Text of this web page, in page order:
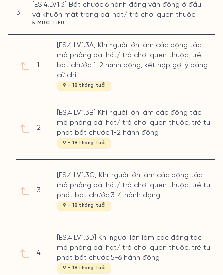
3
[ES.4.LV1.3] Bắt chước 6 hành động vận động ở đầu
và khuôn mặt trong bài hát/ trò chơi quen thuộc
5 MỤC TIÊU
1
2
3
4
[ES.4.LV1.3A] Khi người lớn làm các động tác
mô phỏng bài hát/ trò chơi quen thuộc, trẻ
bắt chước 1-2 hành động, kết hợp gợi ý bằng
cử chỉ
9 - 18 tháng tuổi
[ES.4.LV1.3B] Khi người lớn làm các động tác
mô phỏng bài hát/ trò chơi quen thuộc, trẻ tự
phát bắt chước 1-2 hành động
9 - 18 tháng tuổi
[ES.4.LV1.3C] Khi người lớn làm các động tác
mô phỏng bài hát/ trò chơi quen thuộc, trẻ tự
phát bắt chước 3-4 hành động
9 - 18 tháng tuổi
[ES.4.LV1.3D] Khi người lớn làm các động tác
mô phỏng bài hát/ trò chơi quen thuộc, trẻ tự
phát bắt chước 5-6 hành động
9 - 18 tháng tuổi